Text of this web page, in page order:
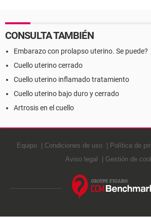
CONSULTA TAMBIÉN
Embarazo con prolapso uterino. Se puede?
Cuello uterino cerrado
Cuello uterino inflamado tratamiento
Cuello uterino bajo duro y cerrado
Artrosis en el cuello
Equipo Condiciones de uso Política de
Aviso legal
Gestión de